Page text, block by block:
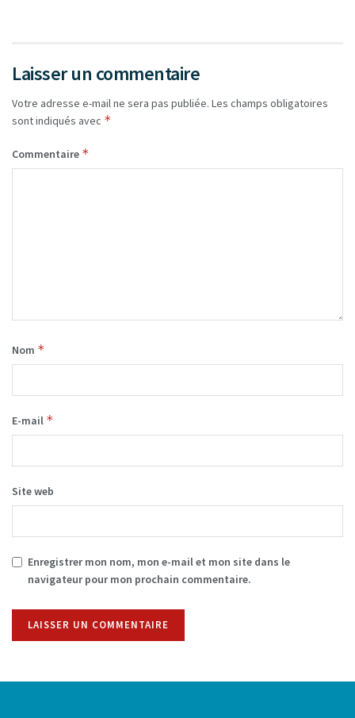
Laisser un commentaire
Votre adresse e-mail ne sera pas publiée. Les champs obligatoires
sont indiqués avec *
Commentaire *
Nom *
E-mail *
Site web
Enregistrer mon nom, mon e-mail et mon site dans le
navigateur pour mon prochain commentaire.